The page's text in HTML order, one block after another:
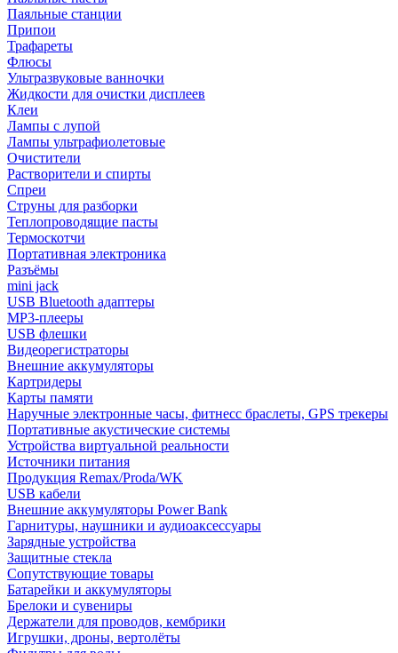
Паяльные станции
Припои
Трафареты
Флюсы
Ультразвуковые ванночки
Жидкости для очистки дисплеев
Клеи
Лампы с лупой
Лампы ультрафиолетовые
Очистители
Растворители и спирты
Спреи
Струны для разборки
Теплопроводящие пасты
Термоскотчи
Портативная электроника
Разъёмы
mini jack
USB Bluetooth адаптеры
MP3-плееры
USB флешки
Видеорегистраторы
Внешние аккумуляторы
Картридеры
Карты памяти
Наручные электронные часы, фитнесс браслеты, GPS трекеры
Портативные акустические системы
Устройства виртуальной реальности
Источники питания
Продукция Remax/Proda/WK
USB кабели
Внешние аккумуляторы Power Bank
Гарнитуры, наушники и аудиоаксессуары
Зарядные устройства
Защитные стекла
Сопутствующие товары
Батарейки и аккумуляторы
Брелоки и сувениры
Держатели для проводов, кембрики
Игрушки, дроны, вертолёты